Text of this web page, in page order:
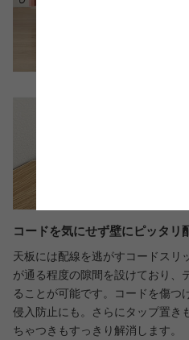
コードを気にせず壁にピッタリ
天板には配線を逃がすコードスリ
が通る程度の隙間を設けており、
ることが可能です。コードを傷つ
侵入防止にも。さらにタップ置き
ちゃつきもすっきり解消します。